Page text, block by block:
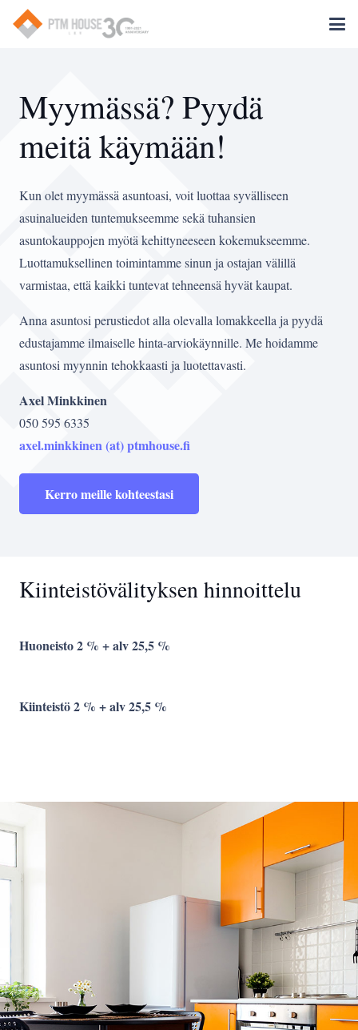
Myymässä? Pyydä
meitä käymään!
Kun olet myymässä asuntoasi, voit luottaa syvälliseen
asuinalueiden tuntemukseemme sekä tuhansien
asuntokauppojen myötä kehittyneeseen kokemukseemme.
Luottamuksellinen toimintamme sinun ja ostajan välillä
varmistaa, että kaikki tuntevat tehneensä hyvät kaupat.
Anna asuntosi perustiedot alla olevalla lomakkeella ja pyydä
edustajamme ilmaiselle hinta-arviokäynnille. Me hoidamme
asuntosi myynnin tehokkaasti ja luotettavasti.
Axel Minkkinen
050 595 6335
axel.minkkinen (at) ptmhouse.fi
Kerro meille kohteestasi
Kiinteistövälityksen hinnoittelu
Huoneisto 2 % + alv 25,5 %
Kiinteistö 2 % + alv 25,5 %